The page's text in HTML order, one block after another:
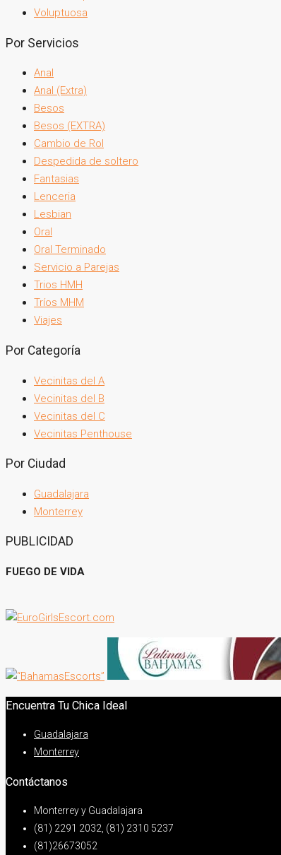
Voluptuosa
Por Servicios
Anal
Anal (Extra)
Besos
Besos (EXTRA)
Cambio de Rol
Despedida de soltero
Fantasias
Lenceria
Lesbian
Oral
Oral Terminado
Servicio a Parejas
Trios HMH
Tríos MHM
Viajes
Por Categoría
Vecinitas del A
Vecinitas del B
Vecinitas del C
Vecinitas Penthouse
Por Ciudad
Guadalajara
Monterrey
PUBLICIDAD
FUEGO DE VIDA
Encuentra Tu Chica Ideal
Guadalajara
Monterrey
Contáctanos
Monterrey y Guadalajara
(81) 2291 2032, (81) 2310 5237
(81)26673052